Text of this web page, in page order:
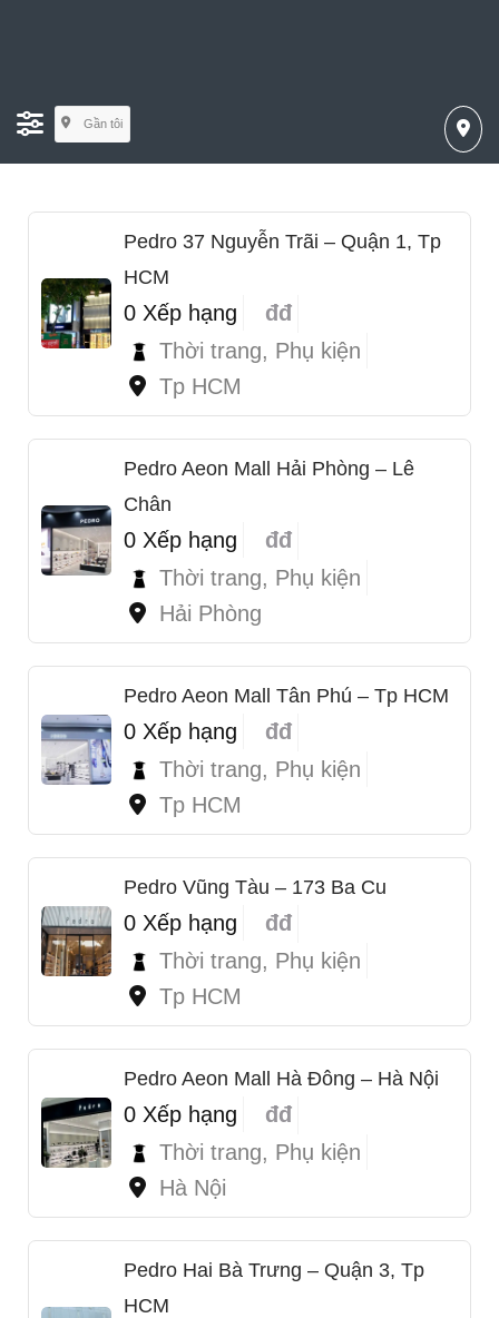
Gần tôi
Pedro 37 Nguyễn Trãi – Quận 1, Tp
HCM
0 Xếp hạng
đđ
Thời trang, Phụ kiện
Tp HCM
Pedro Aeon Mall Hải Phòng – Lê
Chân
0 Xếp hạng
đđ
Thời trang, Phụ kiện
Hải Phòng
Pedro Aeon Mall Tân Phú – Tp HCM
0 Xếp hạng
đđ
Thời trang, Phụ kiện
Tp HCM
Pedro Vũng Tàu – 173 Ba Cu
0 Xếp hạng
đđ
Thời trang, Phụ kiện
Tp HCM
Pedro Aeon Mall Hà Đông – Hà Nội
0 Xếp hạng
đđ
Thời trang, Phụ kiện
Hà Nội
Pedro Hai Bà Trưng – Quận 3, Tp
HCM